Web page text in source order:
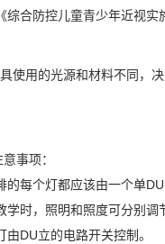
综合防控儿童青少年近视实
使用的光源和材料不同，
事项：
的每个灯都应该由一个单DU
学时，照明和照度可分别调
DU立的电路开关控制。